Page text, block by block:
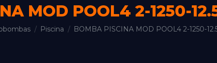
MOD POOL4 2-1250-
Piscina BOMBA PISCINA MOD POOL4 2-1250-